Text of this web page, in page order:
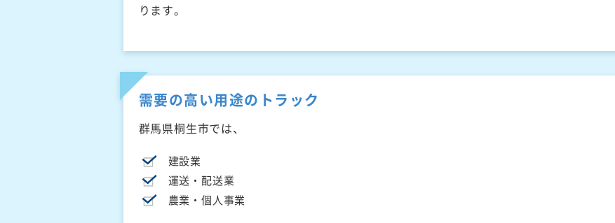
ります。
需要の高い用途のトラック
群馬県桐生市では、
建設業
運送・配送業
農業・個人事業